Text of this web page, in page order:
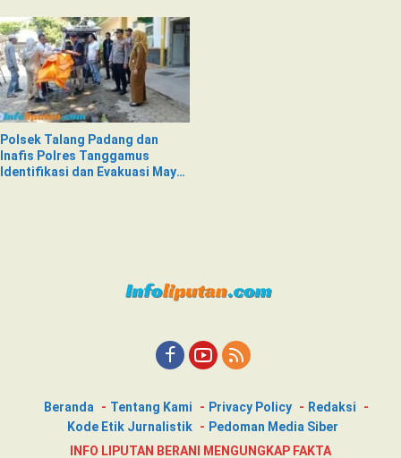
Nad
Polsek Talang Padang dan
Inafis Polres Tanggamus
Identifikasi dan Evakuasi Mayat
Beranda Tentang Kami Privacy Policy
Redaksi
Kode Etik Jurnalistik
Pedoman Media Siber
INFO LIPUTAN BERANI MENGUNGKAP FAKTA